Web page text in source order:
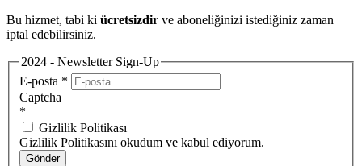
Bu hizmet, tabi ki ücretsizdir ve aboneliğinizi istediğiniz zaman
iptal edebilirsiniz.
2024 - Newsletter Sign-Up
E-posta *
Captcha
*
Gizlilik Politikası
Gizlilik Politikasını okudum ve kabul ediyorum.
Gönder